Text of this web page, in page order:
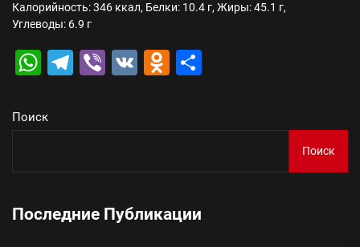
Калорийность: 346 ккал, Белки: 10.4 г, Жиры: 45.1 г,
Углеводы: 6.9 г
WhatsApp
Telegram
Viber
VK Odnoklassniki
Поиск
Поиск
Последние Публикации